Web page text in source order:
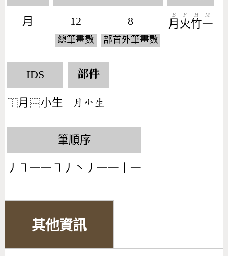
月 12
總筆畫數
8
部首外筆畫數
月
B
火
F
竹
H
一
M
IDS
⿰月 ⿱小生
部件
󶃭󶂟󶅁
筆順序
丿㇕一一㇕丿丶丿一一丨一
其他資訊